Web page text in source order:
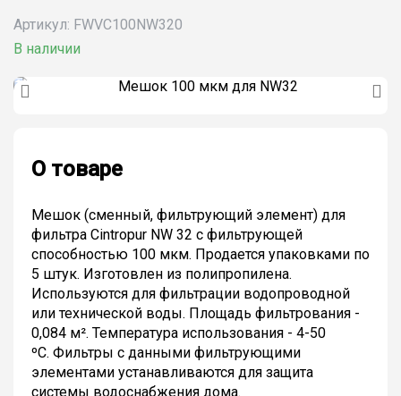
Артикул: FWVC100NW320
В наличии
О товаре
Мешок (сменный, фильтрующий элемент) для
фильтра Cintropur NW 32 с фильтрующей
способностью 100 мкм. Продается упаковками по
5 штук. Изготовлен из полипропилена.
Используются для фильтрации водопроводной
или технической воды. Площадь фильтрования -
0,084 м². Температура использования - 4-50
ºС. Фильтры с данными фильтрующими
элементами устанавливаются для защита
системы водоснабжения дома.